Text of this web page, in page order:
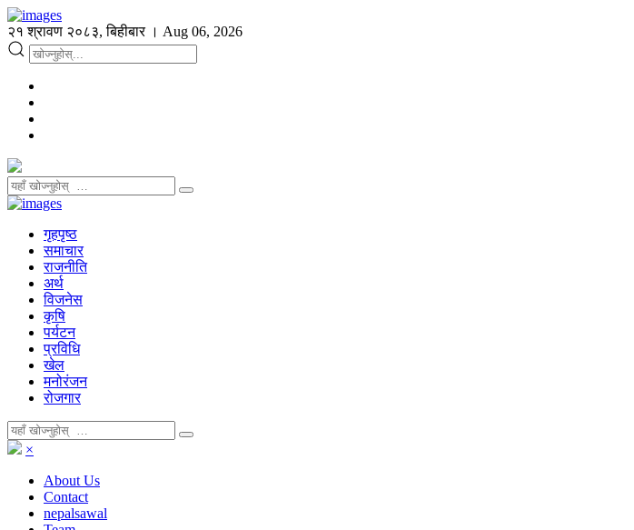
२१ श्रावण २०८३, बिहीबार । Aug 06, 2026
गृहपृष्ठ
समाचार
राजनीति
अर्थ
विजनेस
कृषि
पर्यटन
प्रविधि
खेल
मनोरंजन
रोजगार
×
About Us
Contact
nepalsawal